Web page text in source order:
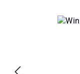
Bildergalerie